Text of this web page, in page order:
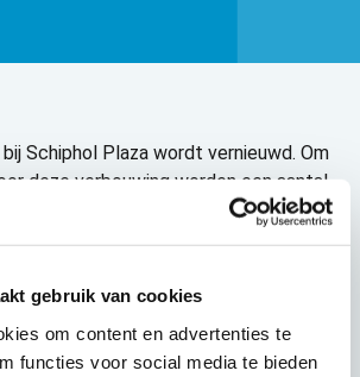
gebruik van cookies
om content en advertenties te
functies voor social media te bieden
Schiphol Plaza wordt vernieuwd. Om
deze verbouwing worden een aantal
De C-baan van de
op de vernieuwde Aankomstpassage